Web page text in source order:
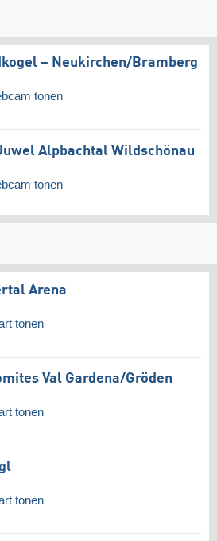
– Neukirchen/​Bramberg
tonen
Alpbachtal Wildschönau
tonen
Arena
tonen
Val Gardena/​Gröden
tonen
tonen